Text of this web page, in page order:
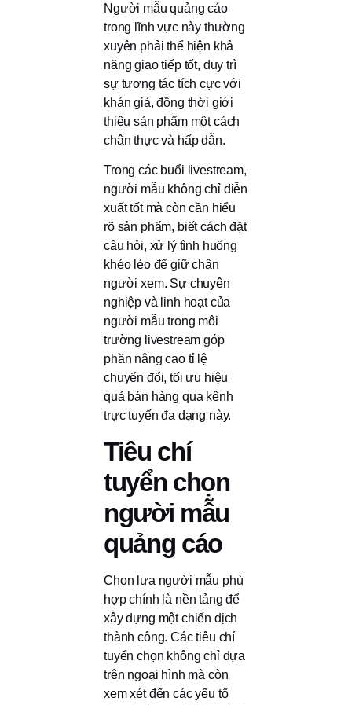
Người mẫu quảng cáo
trong lĩnh vực này thường
xuyên phải thể hiện khả
năng giao tiếp tốt, duy trì
sự tương tác tích cực với
khán giả, đồng thời giới
thiệu sản phẩm một cách
chân thực và hấp dẫn.
Trong các buổi livestream,
người mẫu không chỉ diễn
xuất tốt mà còn cần hiểu
rõ sản phẩm, biết cách đặt
câu hỏi, xử lý tình huống
khéo léo để giữ chân
người xem. Sự chuyên
nghiệp và linh hoạt của
người mẫu trong môi
trường livestream góp
phần nâng cao tỉ lệ
chuyển đổi, tối ưu hiệu
quả bán hàng qua kênh
trực tuyến đa dạng này.
Tiêu chí
tuyển chọn
người mẫu
quảng cáo
Chọn lựa người mẫu phù
hợp chính là nền tảng để
xây dựng một chiến dịch
thành công. Các tiêu chí
tuyển chọn không chỉ dựa
trên ngoại hình mà còn
xem xét đến các yếu tố